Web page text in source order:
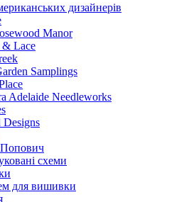
дизайнерів
Manor
& Lace
Samplings
Adelaide Needleworks
Попович
схеми
для вишивки